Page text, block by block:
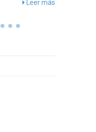
Leer más